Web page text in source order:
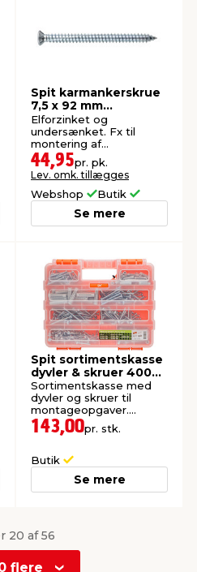
Spit karmankerskrue
7,5 x 92 mm
undersænket 12 stk.
Elforzinket og
undersænket. Fx til
montering af
vinduesrammer.
44,95pr. pk.
Lev. omk. tillægges
Webshop Butik
Se mere
Spit sortimentskasse
dyvler & skruer 400
stk.
Sortimentskasse med
dyvler og skruer til
montageopgaver.
Panhoved. Elforzinkede.
Indendørs.
143,00pr. stk.
Butik
Se mere
20 af 56
flere